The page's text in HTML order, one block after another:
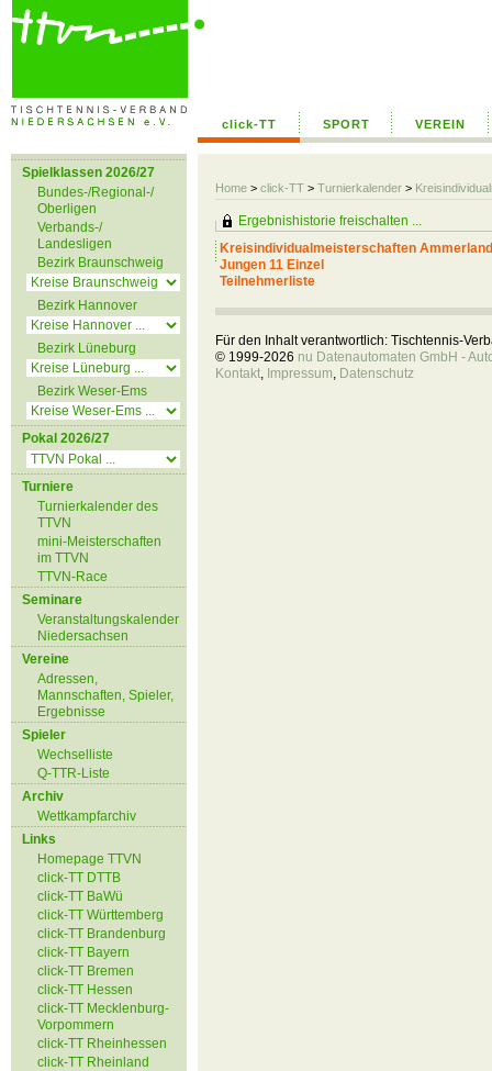
click-TT SPORT VEREIN
Home > click-TT > Turnierkalender >
Spielklassen 2026/27
Bundes-/Regional-/
Oberligen
Verbands-/
Landesligen
Bezirk Braunschweig
Bezirk Hannover
Bezirk Lüneburg
Bezirk Weser-Ems
Pokal 2026/27
Turniere
Turnierkalender des
TTVN
mini-Meisterschaften
im TTVN
TTVN-Race
Seminare
Veranstaltungskalender
Niedersachsen
Vereine
Adressen,
Mannschaften, Spieler,
Ergebnisse
Spieler
Wechselliste
Q-TTR-Liste
Archiv
Wettkampfarchiv
Links
Homepage TTVN
click-TT DTTB
click-TT BaWü
click-TT Württemberg
click-TT Brandenburg
click-TT Bayern
click-TT Bremen
click-TT Hessen
click-TT Mecklenburg-
Vorpommern
click-TT Rheinhessen
click-TT Rheinland
Ergebnishistorie freischalten ...
Kreisindividualmeisterschaften
Jungen 11 Einzel
Teilnehmerliste
Für den Inhalt verantwortlich: Tischtennis-
© 1999-2026 nu Datenautomaten GmbH -
Kontakt, Impressum, Datenschutz